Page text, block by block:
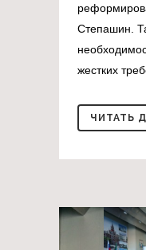
Степашин.
жестких
ЧИТАТЬ